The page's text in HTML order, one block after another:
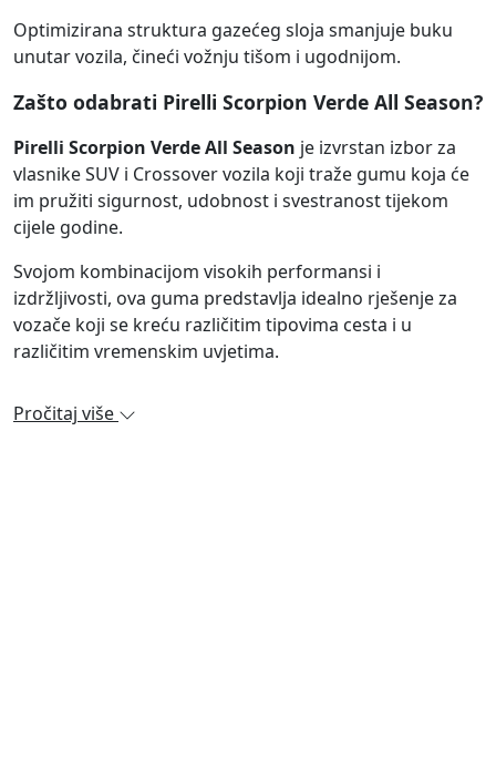
Optimizirana struktura gazećeg sloja smanjuje buku
unutar vozila, čineći vožnju tišom i ugodnijom.
Zašto odabrati Pirelli Scorpion Verde All Season?
Pirelli Scorpion Verde All Season je izvrstan izbor za
vlasnike SUV i Crossover vozila koji traže gumu koja će
im pružiti sigurnost, udobnost i svestranost tijekom
cijele godine.
Svojom kombinacijom visokih performansi i
izdržljivosti, ova guma predstavlja idealno rješenje za
vozače koji se kreću različitim tipovima cesta i u
različitim vremenskim uvjetima.
Pročitaj više